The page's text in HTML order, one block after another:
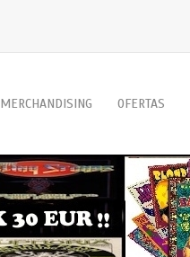
MERCHANDISING OFERTAS